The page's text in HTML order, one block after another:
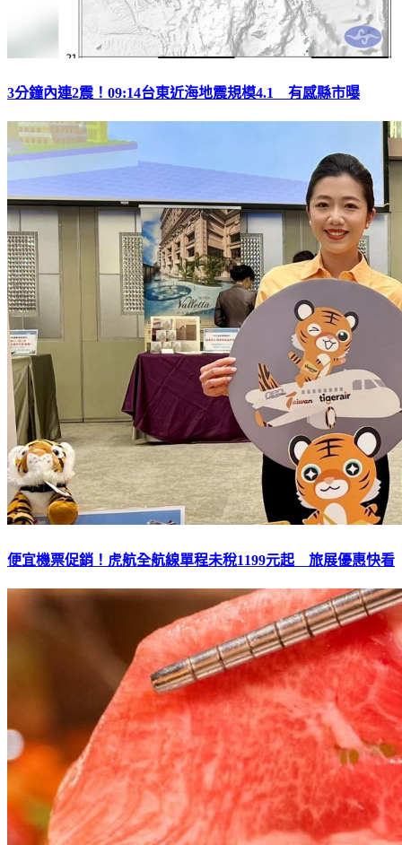
3分鐘內連2震！09:14台東近海地震規模4.1 有感縣市曝
便宜機票促銷！虎航全航線單程未稅1199元起 旅展優惠快看